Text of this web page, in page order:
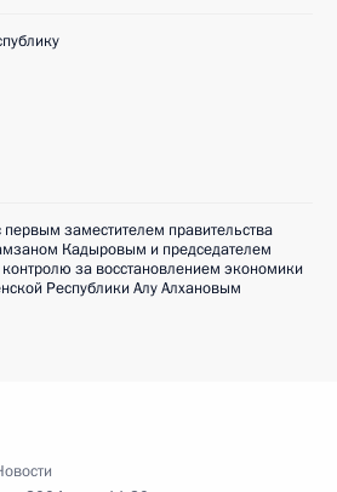
первым заместителем правительства
Кадыровым и председателем
за восстановлением экономики
Республики Алу Алхановым